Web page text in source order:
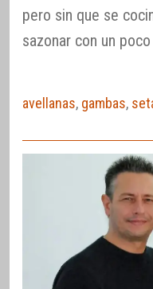
pero sin que se
sazonar con un
avellanas, gambas,